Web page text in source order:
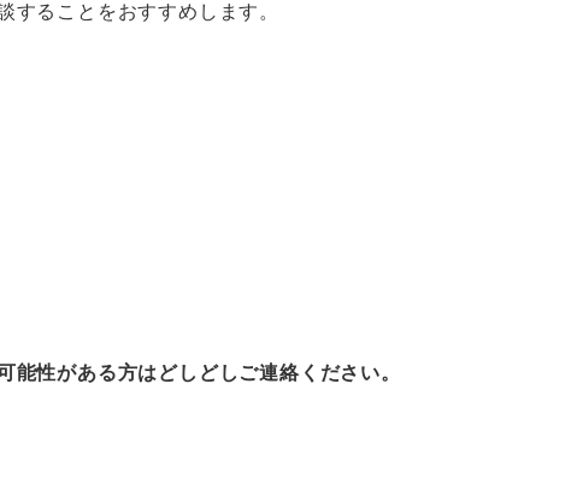
ることをおすすめします。
性がある方はどしどしご連絡ください。